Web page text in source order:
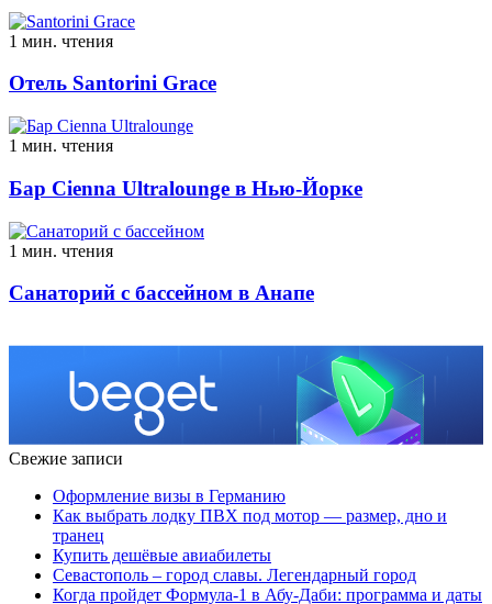
1 мин. чтения
Отель Santorini Grace
1 мин. чтения
Бар Cienna Ultralounge в Нью-Йорке
1 мин. чтения
Санаторий с бассейном в Анапе
Свежие записи
Оформление визы в Германию
Как выбрать лодку ПВХ под мотор — размер, дно и
транец
Купить дешёвые авиабилеты
Севастополь – город славы. Легендарный город
Когда пройдет Формула-1 в Абу-Даби: программа и даты